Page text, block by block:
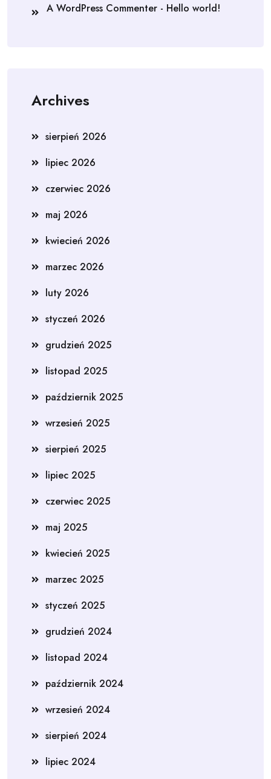
A WordPress Commenter - Hello world!
Archives
sierpień 2026
lipiec 2026
czerwiec 2026
maj 2026
kwiecień 2026
marzec 2026
luty 2026
styczeń 2026
grudzień 2025
listopad 2025
październik 2025
wrzesień 2025
sierpień 2025
lipiec 2025
czerwiec 2025
maj 2025
kwiecień 2025
marzec 2025
styczeń 2025
grudzień 2024
listopad 2024
październik 2024
wrzesień 2024
sierpień 2024
lipiec 2024